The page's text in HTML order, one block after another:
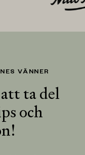
VÄNNER
ta del
och